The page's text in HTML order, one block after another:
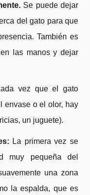
Se puede dejar
del gato para que
También es
las manos y dejar
vez que el gato
envase o el olor, hay
un juguete).
La primera vez se
muy pequeña del
una zona
la espalda, que es